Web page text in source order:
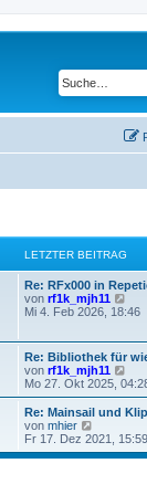
LETZTER BEITRAG
Re: RFx000 in
von rf1k_mjh11
e
e
r
B
e
t
r
Mi 4. Feb 2026, 18:46
Re: Bibliothek für
von rf1k_mjh11
e
u
e
t
r
Mo 27. Okt 2025,
Re: Mainsail und
von mhier
e
u
Fr 17. Dez 2021, 15:59